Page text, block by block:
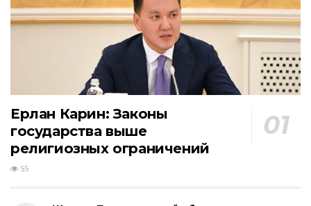
Ерлан Карин: Законы
государства выше
религиозных ограничений
55